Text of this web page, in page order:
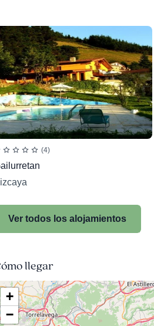
(4)
Ver todos los alojamientos
llegar
+
−